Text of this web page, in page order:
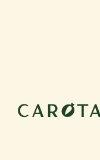
22 septembre 2026
Maximum 6